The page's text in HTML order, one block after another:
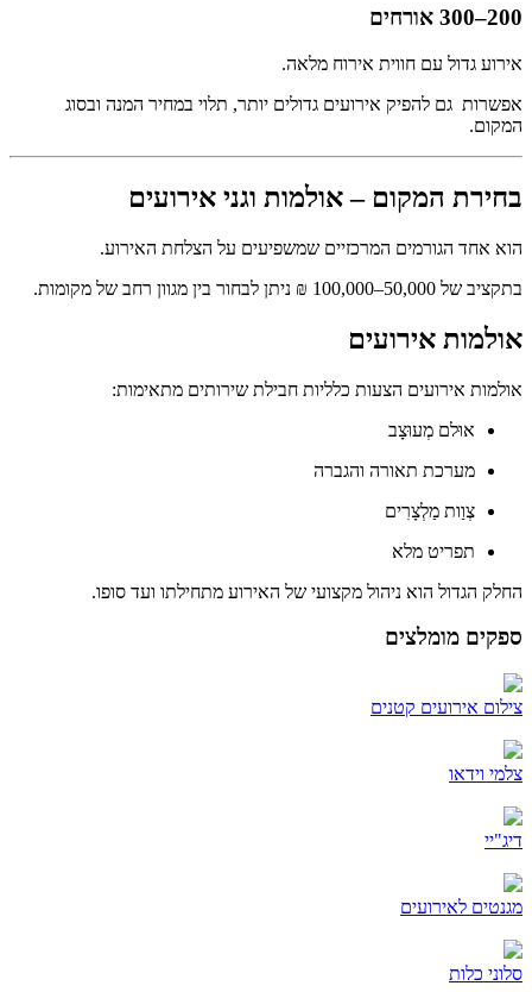
200–300 אורחים
אירוע גדול עם חווית אירוח מלאה.
אפשרות גם להפיק אירועים גדולים יותר, תלוי במחיר המנה ובסוג
המקום.
בחירת המקום – אולמות וגני אירועים
הוא אחד הגורמים המרכזיים שמשפיעים על הצלחת האירוע.
בתקציב של 50,000–100,000 ₪ ניתן לבחור בין מגוון רחב של מקומות.
אולמות אירועים
אולמות אירועים הצעות כלליות חבילת שירותים מתאימות:
אוּלם מְעוּצָב
מערכת תאורה והגברה
צְוַות מַלְצָרִים
תפריט מלא
החלק הגדול הוא ניהול מקצועי של האירוע מתחילתו ועד סופו.
ספקים מומלצים
צילום אירועים קטנים
צלמי וידאו
דיג"יי
מגנטים לאירועים
סלוני כלות